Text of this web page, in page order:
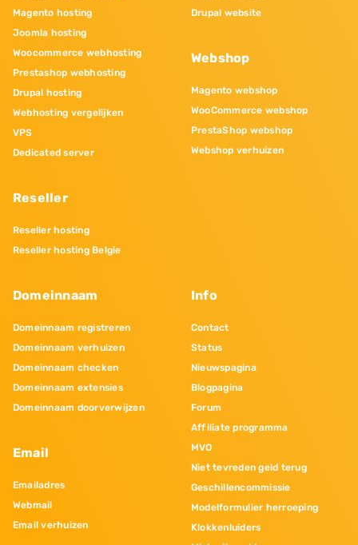
Magento hosting
Joomla hosting
Woocommerce webhosting
Prestashop webhosting
Drupal hosting
Webhosting vergelijken
VPS
Dedicated server
Reseller
Reseller hosting
Reseller hosting Belgie
Drupal website
Webshop
Magento webshop
WooCommerce webshop
PrestaShop webshop
Webshop verhuizen
Domeinnaam
Domeinnaam registreren
Domeinnaam verhuizen
Domeinnaam checken
Domeinnaam extensies
Domeinnaam doorverwijzen
Email
Emailadres
Webmail
Email verhuizen
Info
Contact
Status
Nieuwspagina
Blogpagina
Forum
Affiliate programma
MVO
Niet tevreden geld terug
Geschillencommissie
Modelformulier herroeping
Klokkenluiders